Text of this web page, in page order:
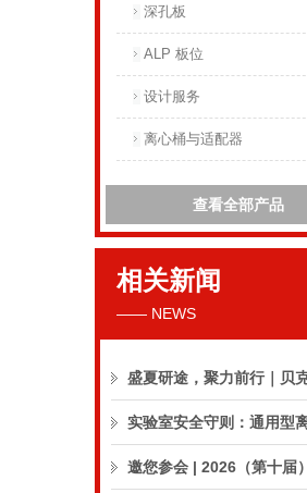
深孔板
ALP 板位
设计服务
离心桶与适配器
查看全部产品
相关新闻
—— NEWS